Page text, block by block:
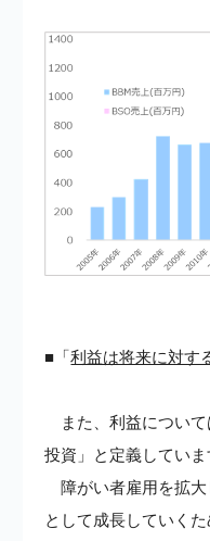
■「利益は将来に対す
また、利益について
投資」と定義していま
障がい者雇用を拡大
として成長していく